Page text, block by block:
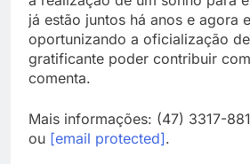
já estão juntos há anos e agora
oportunizando a oficialização
gratificante poder contribuir
comenta.
Mais informações: (47) 3317-
ou [email protected].